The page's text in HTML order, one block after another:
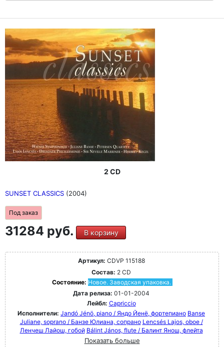
2 CD
SUNSET CLASSICS (2004)
Под заказ
31284 руб. В корзину
Артикул: CDVP 115188
Состав: 2 CD
Состояние: Новое. Заводская упаковка.
Дата релиза: 01-01-2004
Лейбл: Capriccio
Исполнители: Jandó Jénö, piano / Яндо Йенё, фортепиано Banse
Juliane, soprano / Банзе Юлиана, сопрано Lencsés Lajos, oboe /
Ленчеш Лайош, гобой Bálint János, flute / Балинт Янош, флейта
Показать больше